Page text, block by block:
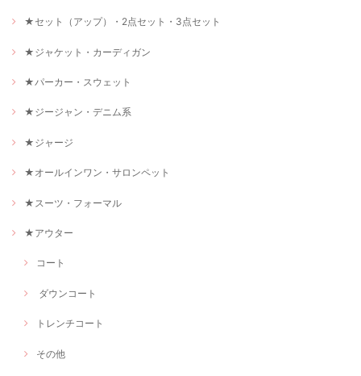
★セット（アップ）・2点セット・3点セット
★ジャケット・カーディガン
★パーカー・スウェット
★ジージャン・デニム系
★ジャージ
★オールインワン・サロンペット
★スーツ・フォーマル
★アウター
コート
ダウンコート
トレンチコート
その他